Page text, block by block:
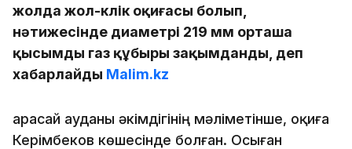
жолда жол-көлік оқиғасы болып,
нәтижесінде диаметрі 219 мм орташа
қысымды газ құбыры зақымданды, деп
хабарлайды Malim.kz
Қарасай ауданы әкімдігінің мәліметінше, оқиға
Керімбеков көшесінде болған. Осыған